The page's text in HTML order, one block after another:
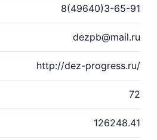
8(49640)3-65-91
dezpb@mail.ru
http://dez-progress.ru/
72
126248.41